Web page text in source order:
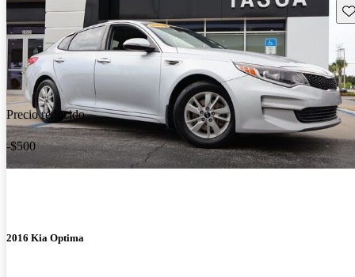
Precio reducido
-$500
2016 Kia Optima